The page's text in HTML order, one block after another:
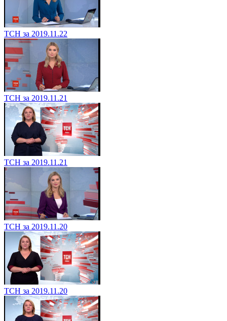
ТСН за 2019.11.22
ТСН за 2019.11.21
ТСН за 2019.11.21
ТСН за 2019.11.20
ТСН за 2019.11.20